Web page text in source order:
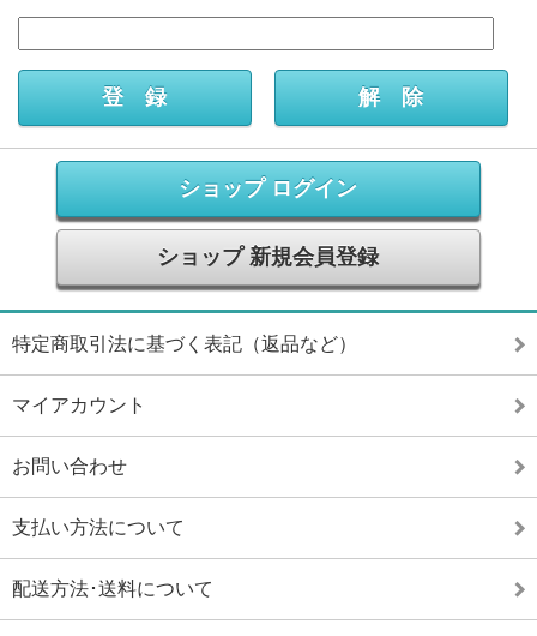
ショップ ログイン
ショップ 新規会員登録
特定商取引法に基づく表記（返品など）
マイアカウント
お問い合わせ
支払い方法について
配送方法･送料について